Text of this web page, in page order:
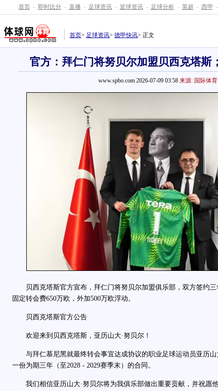
首页 - 即时比分 - 直播 - 足球资讯 - 篮球资讯 - 足球分析 - 英超 - 西甲 -
首页> 足球资讯> 德甲快讯> 正文
官方：拜仁门将努贝尔加盟贝西克塔斯
www.spbo.com 2026-07-09 03:58 来源: 国际体育
贝西克塔斯官方宣布，拜仁门将努贝尔加盟俱乐部，双方签约三
固定转会费650万欧，外加500万欧浮动。
贝西克塔斯官方公告
欢迎来到贝西克塔斯，亚历山大·努贝尔！
与拜仁慕尼黑就最终转会事宜达成协议的职业足球运动员亚历山
一份为期三年（至2028 - 2029赛季末）的合同。
我们相信亚历山大·努贝尔将为我俱乐部做出重要贡献，并祝愿